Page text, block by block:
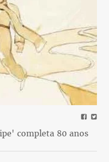
completa 80 anos